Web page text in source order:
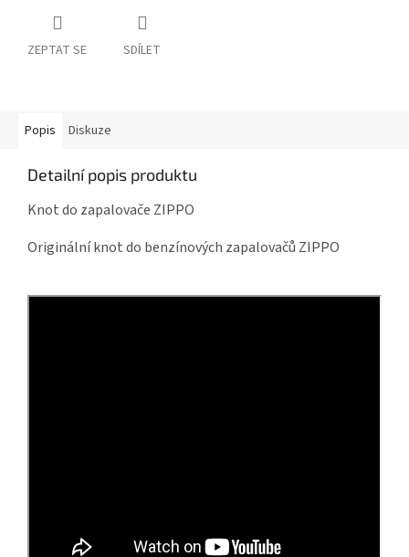
ZEPTAT SE SDÍLET
Popis Diskuze
Detailní popis produktu
Knot do zapalovače ZIPPO
Originální knot do benzínových zapalovačů ZIPPO